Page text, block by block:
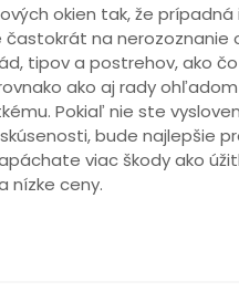
okien tak, že
na nerozoznanie
tipov a postrehov, ako čo
ako aj rady
Pokiaľ nie ste
bude najlepšie
viac škody ako
nízke ceny.